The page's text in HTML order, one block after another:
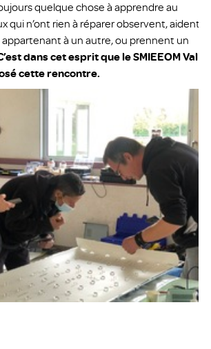
quelque chose à apprendre au
qui n’ont rien à réparer observent, aident à
à un autre, ou prennent un
dans cet esprit que le SMIEEOM Val
cette rencontre.